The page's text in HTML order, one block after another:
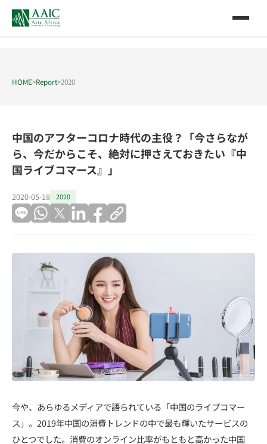
HOME>Report>2020
中国のアフターコロナ時代の主役？「今さらなが
ら、今だからこそ、絶対に押さえておきたい『中
国ライブコマース』」
2020-05-18 2020
今や、あらゆるメディアで語られている「中国のライブコマー
ス」。2019年中国の消費トレンドの中で最も輝いたサービスの
ひとつでした。消費のオンライン比率がもともと高かった中国